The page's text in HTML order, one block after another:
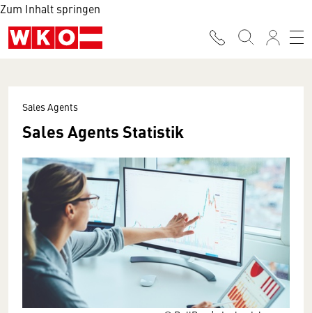
Zum Inhalt springen
Sales Agents
Sales Agents Statistik